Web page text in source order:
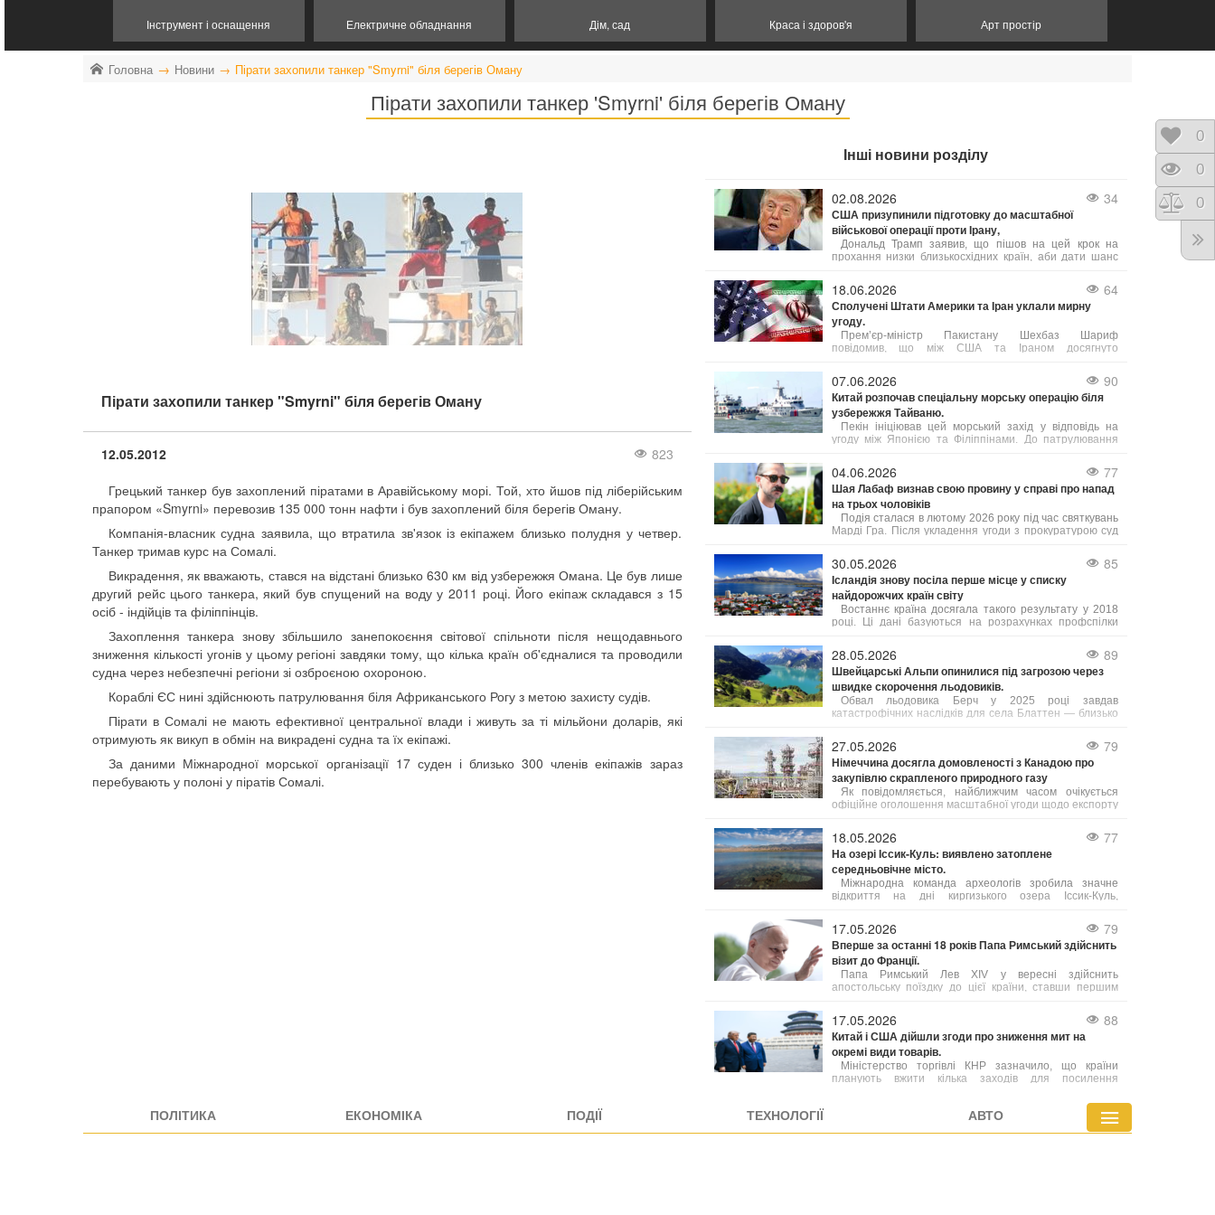
Інструмент і оснащення Електричне обладнання Дім, сад Краса і здоров'я Арт простір
Головна Новини Пірати захопили танкер "Smyrni" біля берегів Оману
Пірати захопили танкер 'Smyrni' біля берегів Оману
Пірати захопили танкер "Smyrni" біля берегів Оману
12.05.2012
823
Грецький танкер був захоплений піратами в Аравійському морі. Той, хто йшов під ліберійським
прапором «Smyrni» перевозив 135 000 тонн нафти і був захоплений біля берегів Оману.
Компанія-власник судна заявила, що втратила зв'язок із екіпажем близько полудня у четвер.
Танкер тримав курс на Сомалі.
Викрадення, як вважають, стався на відстані близько 630 км від узбережжя Омана. Це був лише
другий рейс цього танкера, який був спущений на воду у 2011 році. Його екіпаж складався з 15
осіб - індійців та філіппінців.
Захоплення танкера знову збільшило занепокоєння світової спільноти після нещодавнього
зниження кількості угонів у цьому регіоні завдяки тому, що кілька країн об'єдналися та проводили
судна через небезпечні регіони зі озброєною охороною.
Кораблі ЄС нині здійснюють патрулювання біля Африканського Рогу з метою захисту судів.
Пірати в Сомалі не мають ефективної центральної влади і живуть за ті мільйони доларів, які
отримують як викуп в обмін на викрадені судна та їх екіпажі.
За даними Міжнародної морської організації 17 суден і близько 300 членів екіпажів зараз
перебувають у полоні у піратів Сомалі.
Інші новини розділу
02.08.2026 34
США призупинили підготовку до масштабної
військової операції проти Ірану,
Дональд Трамп заявив, що пішов на цей крок на
прохання низки близькосхідних країн, аби дати шанс
безпрецедентного силового тиску, пріоритетом було
обрано укладення угоди, яка б гарантувала безпеку
судноплавства в Ормузькій протоці та ліквідацію
ядерної загрози з боку Тегерана. Ізраїль, за словами
Трампа, підтримує такий підхід.
18.06.2026 64
Сполучені Штати Америки та Іран уклали мирну
угоду.
Прем’єр-міністр Пакистану Шехбаз Шариф
повідомив, що між США та Іраном досягнуто
07.06.2026 90
Китай розпочав спеціальну морську операцію біля
узбережжя Тайваню.
Пекін ініціював цей морський захід у відповідь на
угоду між Японією та Філіппінами. До патрулювання
04.06.2026 77
Шая Лабаф визнав свою провину у справі про напад
на трьох чоловіків
Подія сталася в лютому 2026 року під час святкувань
Марді Гра. Після укладення угоди з прокуратурою суд
Крім цього, актор має пройти курс лікування від
алкогольної залежності, тренінги з контролю над гнівом
та навчання толерантності. У разі невиконання цих
умов йому загрожує півроку ув’язнення.
30.05.2026 85
Ісландія знову посіла перше місце у списку
найдорожчих країн світу
Востаннє країна досягала такого результату у 2018
році. Ці дані базуються на розрахунках профспілки
Центрального банку Ісландії, як повідомляє Bloomberg.
Рівень цін в Ісландії, яку часто називають "країною
льоду та вогню", зараз приблизно на 3% вищий, ніж у
Швейцарії.
28.05.2026 89
Швейцарські Альпи опинилися під загрозою через
швидке скорочення льодовиків.
Обвал льодовика Берч у 2025 році завдав
катастрофічних наслідків для села Блаттен — близько
27.05.2026 79
Німеччина досягла домовленості з Канадою про
закупівлю скрапленого природного газу
Як повідомляється, найближчим часом очікується
офіційне оголошення масштабної угоди щодо експорту
18.05.2026 77
На озері Іссик-Куль: виявлено затоплене
середньовічне місто.
Міжнародна команда археологів зробила значне
відкриття на дні киргизького озера Іссик-Куль,
яку автори вже назвали однією з найважливіших за
останні роки, порівнюють за своєю значущістю з
легендарною Атлантидою.
17.05.2026 79
Вперше за останні 18 років Папа Римський здійснить
візит до Франції.
Папа Римський Лев XIV у вересні здійснить
апостольську поїздку до цієї країни, ставши першим
17.05.2026 88
Китай і США дійшли згоди про зниження мит на
окремі види товарів.
Міністерство торгівлі КНР зазначило, що країни
планують вжити кілька заходів для посилення
ПОЛІТИКА ЕКОНОМІКА ПОДІЇ ТЕХНОЛОГІЇ АВТО
0
0
0